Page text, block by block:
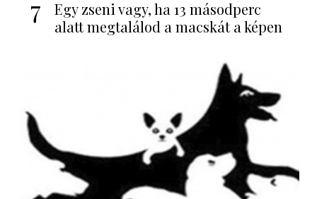
7
Egy zseni vagy, ha 13 másodperc
alatt megtalálod a macskát a képen